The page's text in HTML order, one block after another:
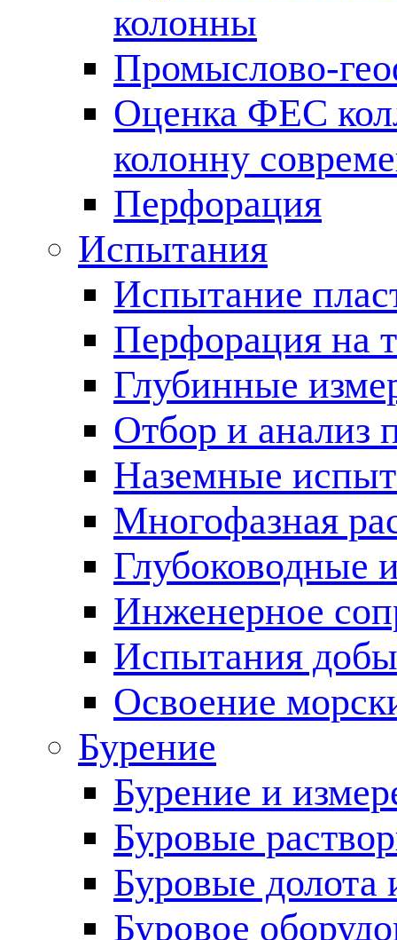
колонны
Промыслово-
Оценка ФЕС
колонну
Перфорация
Испытания
Испытание
Перфорация на
Глубинные
Отбор и анализ
Наземные
Многофазная
Глубоководные
Инженерное
Испытания
Освоение
Бурение
Бурение и
Буровые
Буровые долота
Буровое